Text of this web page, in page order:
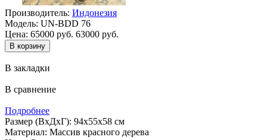
Производитель: Индонезия
Модель: UN-BDD 76
Цена: 65000 руб. 63000 руб.
В закладки
В сравнение
Подробнее
Размер (ВхДхГ): 94х55х58 см
Материал: Массив красного дерева